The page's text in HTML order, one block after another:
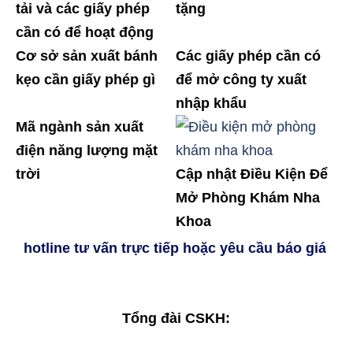
tải và các giấy phép
cần có để hoạt động
tặng
Cơ sở sản xuất bánh
kẹo cần giấy phép gì
Các giấy phép cần có
để mở công ty xuất
nhập khẩu
Mã ngành sản xuất
điện năng lượng mặt
trời
Cập nhật Điều Kiện Để
Mở Phòng Khám Nha
Khoa
hotline tư vấn trực tiếp hoặc yêu cầu báo giá
Tổng đài CSKH: